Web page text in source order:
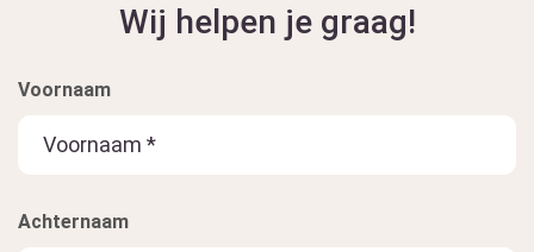
Wij helpen je graag!
Voornaam
Achternaam